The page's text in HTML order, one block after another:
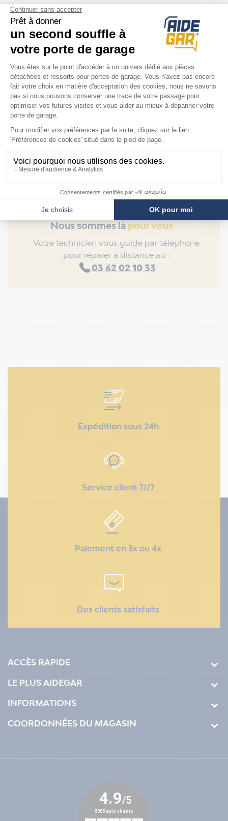
COMPATIBILITÉ
Porte Novoferm
Trafinov
Nous sommes là pour vous
Votre technicien vous guide par téléphone
pour réparer à distance au :
03 62 02 10 33
Expédition sous 24h
Service client 7J/7
Paiement en 3x ou 4x
Des clients satisfaits
ACCÈS RAPIDE
LE PLUS AIDEGAR
INFORMATIONS
COORDONNÉES DU MAGASIN